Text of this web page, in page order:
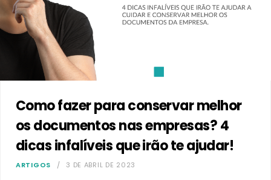
Como fazer para conservar melhor
os documentos nas empresas? 4
dicas infalíveis que irão te ajudar!
ARTIGOS 3 DE ABRIL DE 2023